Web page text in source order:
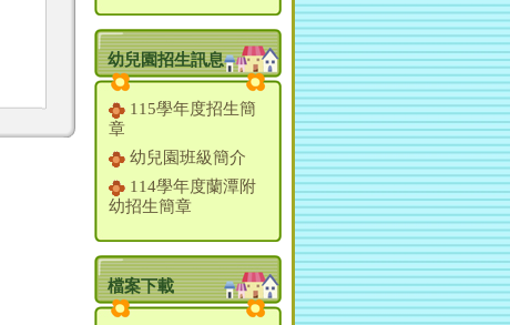
幼兒園招生訊息
115學年度招生簡
章
幼兒園班級簡介
114學年度蘭潭附
幼招生簡章
檔案下載